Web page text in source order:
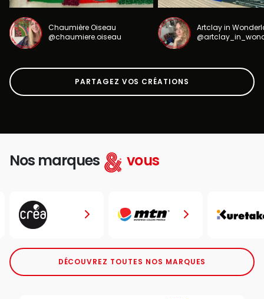
Chaumière Oiseau
@chaumiere.oiseau
Artclay in
PARTAGEZ VOS CRÉATIONS
Nos marques vous
DÉCOUVREZ TOUTES NOS MARQUES